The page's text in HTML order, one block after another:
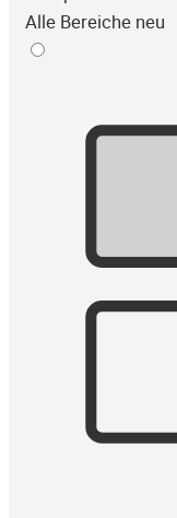
Alle Bereiche neu